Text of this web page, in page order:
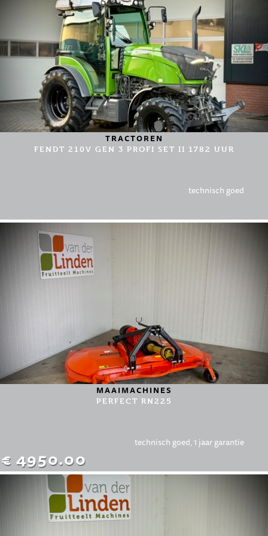
TRACTOREN
FENDT 210V GEN 3 PROFI SET II 1782 UUR
technisch goed
MAAIMACHINES
PERFECT RN225
€ 4950.00
technisch goed, 1 jaar garantie